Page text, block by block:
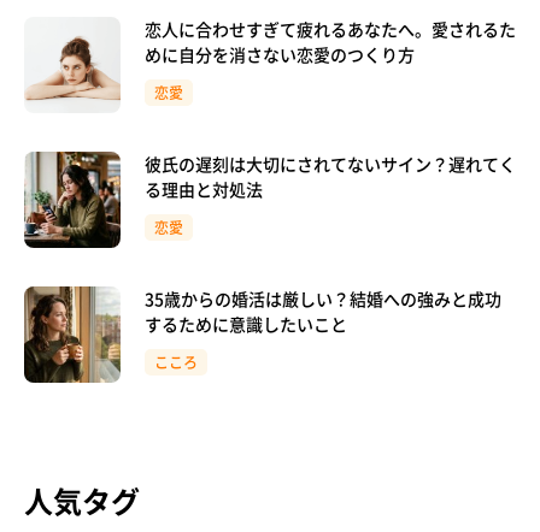
恋人に合わせすぎて疲れるあなたへ。愛されるた
めに自分を消さない恋愛のつくり方
恋愛
彼氏の遅刻は大切にされてないサイン？遅れてく
る理由と対処法
恋愛
35歳からの婚活は厳しい？結婚への強みと成功
するために意識したいこと
こころ
人気タグ